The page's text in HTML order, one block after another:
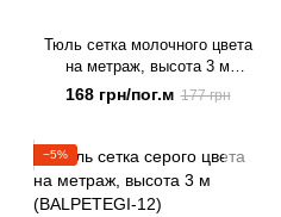
Тюль сетка молочного цвета
на метраж, высота 3 м
(BALPETEGI-8)
168 грн/пог.м 177 грн
−5%